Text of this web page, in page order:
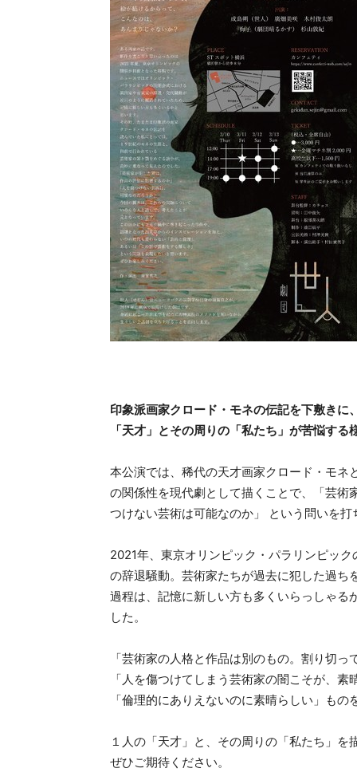
印象派画家クロード・モネの伝記を下敷きに
「天才」とその周りの「私たち」が苦悩する
本公演では、稀代の天才画家クロード・モ
の関係性を現代劇として描くことで、「芸
つけない芸術は可能なのか」 という問いを打
2021年、東京オリンピック・パラリンピッ
の辞退騒動。芸術家たちが過去に犯した過
過程は、記憶に新しい方も多くいらっしゃ
した。
「芸術家の人格と作品は別のもの。割り切
「人を傷つけてしまう芸術家の闇こそが、
「倫理的にありえないのに素晴らしい」も
１人の「天才」と、その周りの「私たち」
ぜひご期待ください。